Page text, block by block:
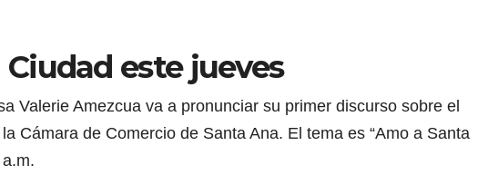
este jueves
Valerie Amezcua va a pronunciar su primer discurso sobre el
Cámara de Comercio de Santa Ana. El tema es “Amo a Santa